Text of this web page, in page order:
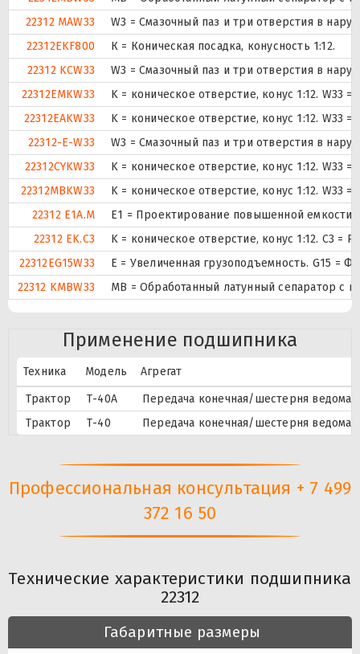
22312 MAW33
W3 = Смазочный паз и три отверстия в
22312EKF800
К = Коническая посадка, конусность 1:12.
22312 KCW33
W3 = Смазочный паз и три отверстия в
22312EMKW33
K = коническое отверстие, конус 1:12.
22312EAKW33
K = коническое отверстие, конус 1:12.
22312-E-W33
W3 = Смазочный паз и три отверстия в
22312CYKW33
K = коническое отверстие, конус 1:12.
22312MBKW33
K = коническое отверстие, конус 1:12.
22312 E1A.M
E1 = Проектирование повышенной емкости.
22312 EK.C3
K = коническое отверстие, конус 1:12. C3
22312EG15W33
E = Увеличенная грузоподъемность. G15 =
22312 KMBW33
MB = Обработанный латунный сепаратор с
Применение подшипника
Техника Модель
Агрегат
Трактор
Т-40А
Передача конечная/шестерня ведомая
Трактор
Т-40 Передача конечная/шестерня ведомая
Профессиональная консультация + 7 499
372 16 50
Технические характеристики подшипника
22312
Габаритные размеры